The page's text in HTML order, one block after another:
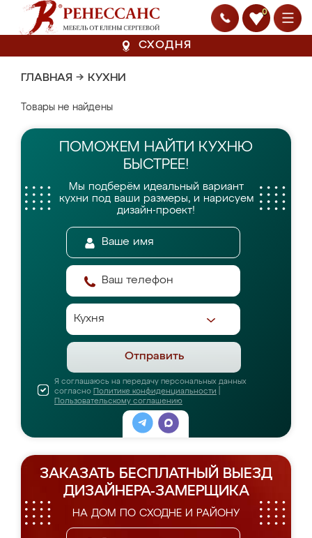
0
СХОДНЯ
ГЛАВНАЯ → КУХНИ
Товары не найдены
ПОМОЖЕМ НАЙТИ КУХНЮ
БЫСТРЕЕ!
Мы подберём идеальный вариант
кухни под ваши размеры, и нарисуем
дизайн-проект!
Отправить
Я соглашаюсь на передачу персональных данных
согласно Политике конфиденциальности
Пользовательскому соглашению
ЗАКАЗАТЬ БЕСПЛАТНЫЙ ВЫЕЗД
ДИЗАЙНЕРА-ЗАМЕРЩИКА
НА ДОМ ПО СХОДНЕ И РАЙОНУ